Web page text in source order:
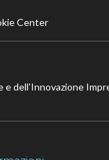
Center
dell’Innovazione